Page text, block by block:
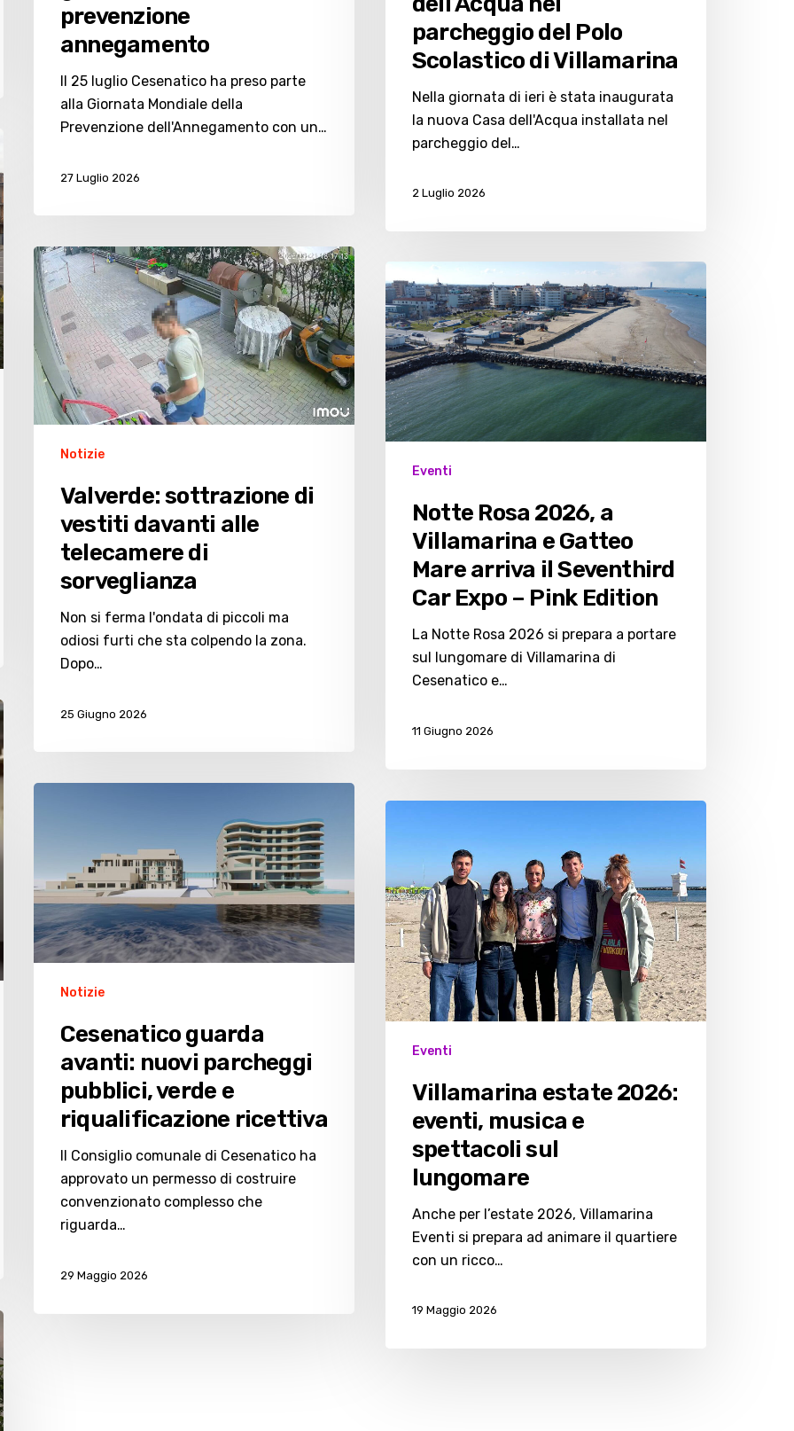
prevenzione
annegamento
Il 25 luglio Cesenatico ha preso parte
alla Giornata Mondiale della
Prevenzione dell'Annegamento con un…
27 Luglio 2026
parcheggio del Polo
Scolastico di Villamarina
Nella giornata di ieri è stata inaugurata
la nuova Casa dell'Acqua installata nel
parcheggio del…
2 Luglio 2026
Valverde:
sottrazione
di
vestiti
davanti
alle
telecamere
Notizie
Valverde: sottrazione di
vestiti davanti alle
telecamere di
sorveglianza
Non si ferma l'ondata di piccoli ma
odiosi furti che sta colpendo la zona.
Dopo…
25 Giugno 2026
Rosa
2026,
a
Villamarina
e
Gatteo
Mare
Seventhird
Expo
Eventi
Notte Rosa 2026, a
Villamarina e Gatteo
Mare arriva il Seventhird
Car Expo – Pink Edition
La Notte Rosa 2026 si prepara a portare
sul lungomare di Villamarina di
Cesenatico e…
11 Giugno 2026
parcheggi
pubblici,
verde
ricettiva
Notizie
Cesenatico guarda
avanti: nuovi parcheggi
pubblici, verde e
riqualificazione ricettiva
Il Consiglio comunale di Cesenatico ha
approvato un permesso di costruire
convenzionato complesso che
riguarda…
29 Maggio 2026
eventi,
musica
e
spettacoli
sul
lungomare
Eventi
Villamarina estate 2026:
eventi, musica e
spettacoli sul
lungomare
Anche per l’estate 2026, Villamarina
Eventi si prepara ad animare il quartiere
con un ricco…
19 Maggio 2026